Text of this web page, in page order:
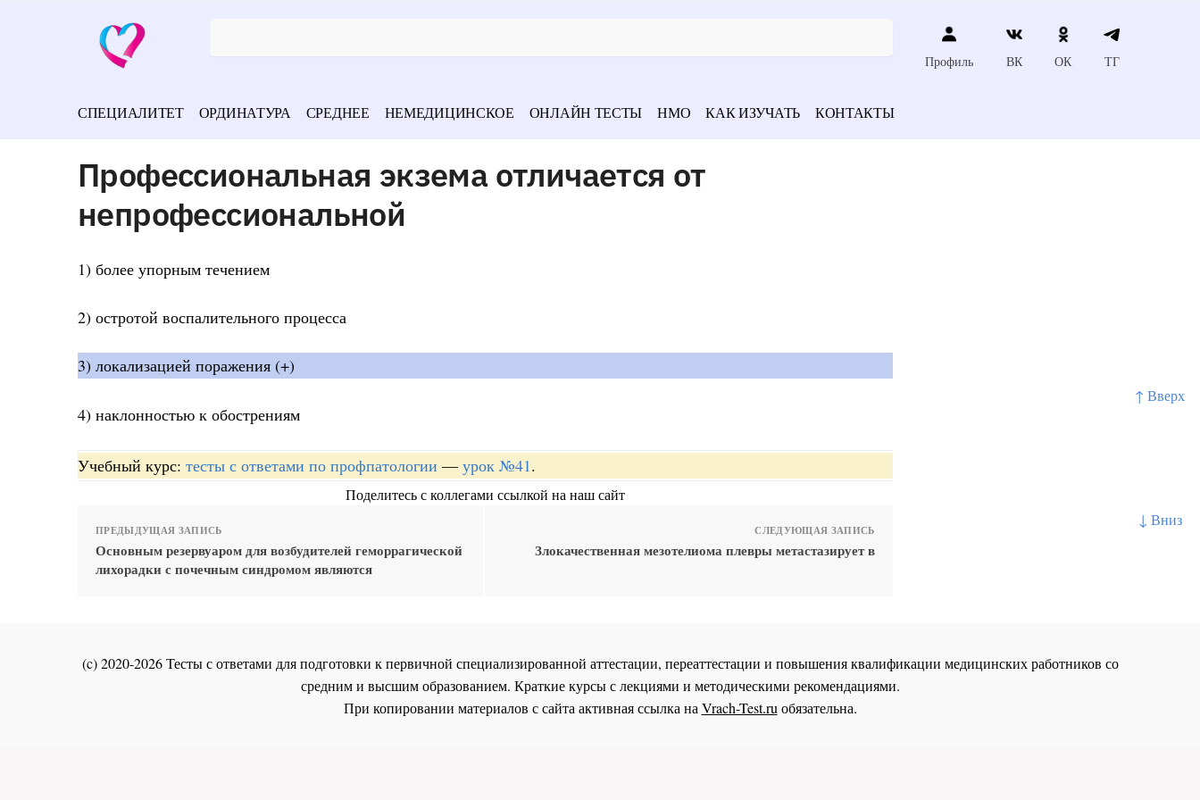
↑ Вверх
↓ Вниз
Профиль ВК ОК ТГ
СПЕЦИАЛИТЕТ ОРДИНАТУРА СРЕДНЕЕ НЕМЕДИЦИНСКОЕ ОНЛАЙН ТЕСТЫ НМО КАК ИЗУЧАТЬ КОНТАКТЫ
Профессиональная экзема отличается от
непрофессиональной
1) более упорным течением
2) остротой воспалительного процесса
3) локализацией поражения (+)
4) наклонностью к обострениям
Учебный курс: тесты с ответами по профпатологии — урок №41.
Поделитесь с коллегами ссылкой на наш сайт
ПРЕДЫДУЩАЯ ЗАПИСЬ
Основным резервуаром для возбудителей геморрагической
лихорадки с почечным синдромом являются
СЛЕДУЮЩАЯ ЗАПИСЬ
Злокачественная мезотелиома плевры метастазирует в
(c) 2020-2026 Тесты с ответами для подготовки к первичной специализированной аттестации, переаттестации и повышения квалификации медицинских работников со
средним и высшим образованием. Краткие курсы с лекциями и методическими рекомендациями.
При копировании материалов с сайта активная ссылка наVrach-Test.ruобязательна.